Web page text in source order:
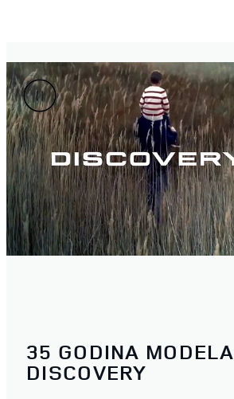
35 GODINA MODELA
DISCOVERY